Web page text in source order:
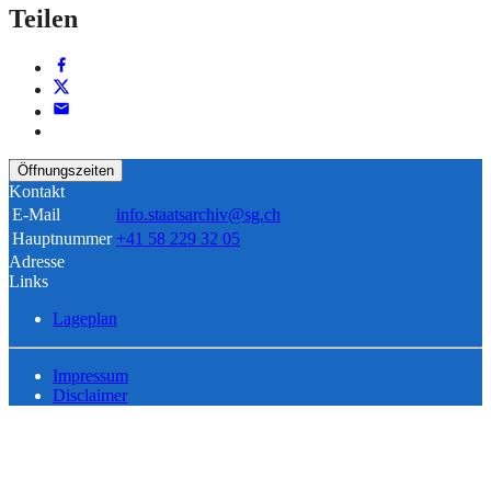
Teilen
Öffnungszeiten
Kontakt
E-Mail
info.staatsarchiv@sg.ch
Hauptnummer +41 58 229 32 05
Adresse
Links
Lageplan
Impressum
Disclaimer